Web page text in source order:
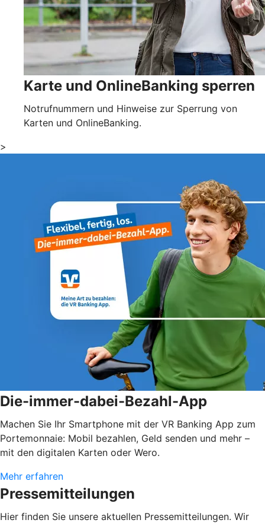
Karte und OnlineBanking sperren
Notrufnummern und Hinweise zur Sperrung von
Karten und OnlineBanking.
>
Die-immer-dabei-Bezahl-App
Machen Sie Ihr Smartphone mit der VR Banking App zum
Portemonnaie: Mobil bezahlen, Geld senden und mehr –
mit den digitalen Karten oder Wero.
Mehr erfahren
Pressemitteilungen
Hier finden Sie unsere aktuellen Pressemitteilungen. Wir